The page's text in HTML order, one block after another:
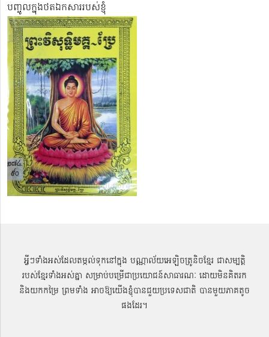
បញ្ចូលក្នុងថតឯកសាររបស់ខ្ញុំ
អ្វីៗទាំងអស់ដែលតម្កល់ទុកនៅក្នុង បណ្ណាល័យអេឡិចត្រូនិចខ្មែរ ជាសម្បតិ្ត
របស់ខ្មែរទាំងអស់គ្នា សម្រាប់បម្រើជាប្រយោជន៍សាធារណៈ ដោយមិនគិតរក
និងយកកម្រៃ ព្រមទាំង អាចឱ្យយើងខ្ញុំបានជួយប្រទេសជាតិ បានមួយភាគតូច
ផងដែរ។